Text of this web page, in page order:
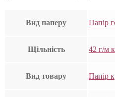
Вид паперу Папір
Щільність 42 г/м
Вид товару Папір